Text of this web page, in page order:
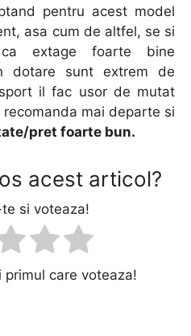
pentru acest model
asa cum de altfel, se si
ca extage foarte bine
dotare sunt extrem de
il fac usor de mutat
mai departe si
pret foarte bun.
acest articol?
si voteaza!
primul care voteaza!